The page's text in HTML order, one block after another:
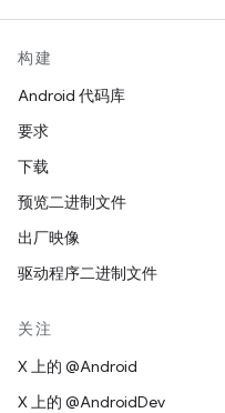
构建
Android 代码库
要求
下载
预览二进制文件
出厂映像
驱动程序二进制文件
关注
X 上的 @Android
X 上的 @AndroidDev